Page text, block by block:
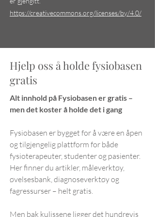
https://creativecommons.org/licenses/by/4.0/
Hjelp oss å holde fysiobasen
gratis
Alt innhold på Fysiobasen er gratis –
men det koster å holde det i gang
Fysiobasen er bygget for å være en åpen
og tilgjengelig plattform for både
fysioterapeuter, studenter og pasienter.
Her finner du artikler, måleverktøy,
øvelsesbank, diagnoseverktøy og
fagressurser – helt gratis.
Men bak kulissene ligger det hundrevis